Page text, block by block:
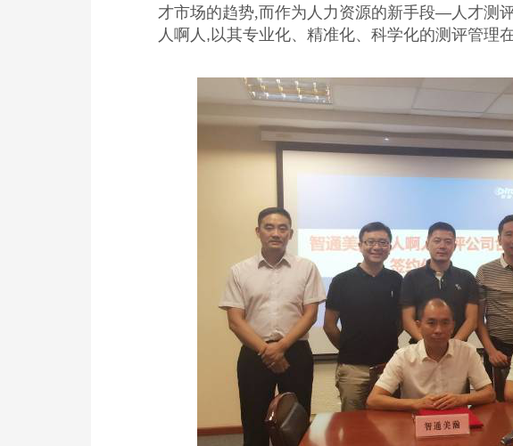
才市场的趋势,而作为人力资源的新手段—人才测
人啊人,以其专业化、精准化、科学化的测评管理